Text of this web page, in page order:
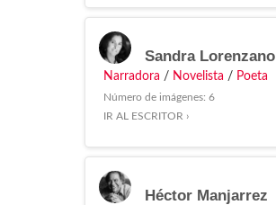
Sandra Lorenzano
Narradora / Novelista / Poeta
Número de imágenes: 6
IR AL ESCRITOR ›
Héctor Manjarrez